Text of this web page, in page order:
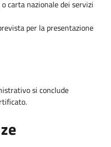
carta nazionale dei servizi
per la presentazione
si conclude